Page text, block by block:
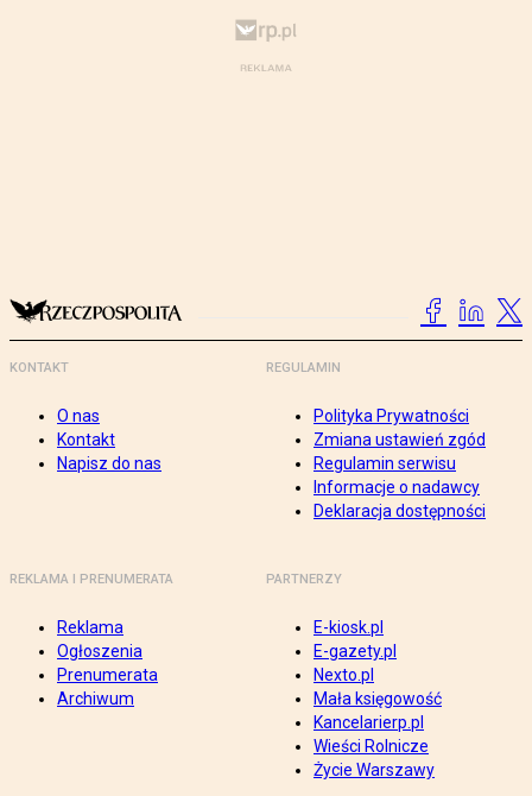
KONTAKT
O nas
Kontakt
Napisz do nas
REGULAMIN
Polityka Prywatności
Zmiana ustawień zgód
Regulamin serwisu
Informacje o nadawcy
Deklaracja dostępności
REKLAMA I PRENUMERATA
Reklama
Ogłoszenia
Prenumerata
Archiwum
PARTNERZY
E-kiosk.pl
E-gazety.pl
Nexto.pl
Mała księgowość
Kancelarierp.pl
Wieści Rolnicze
Życie Warszawy